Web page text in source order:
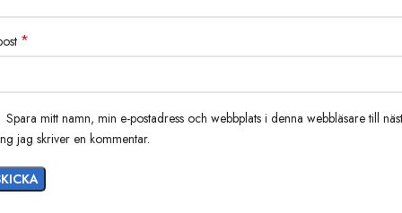
*
Spara mitt namn, min e-postadress och webbplats i denna webbläsare till
jag skriver en kommentar.